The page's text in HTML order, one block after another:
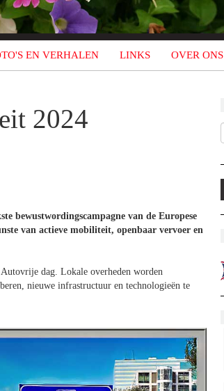
EN VERHALEN LINKS OVER ONS
2024
bewustwordingscampagne van de Europese
van actieve mobiliteit, openbaar vervoer en
dag. Lokale overheden worden
nieuwe infrastructuur en technologieën te